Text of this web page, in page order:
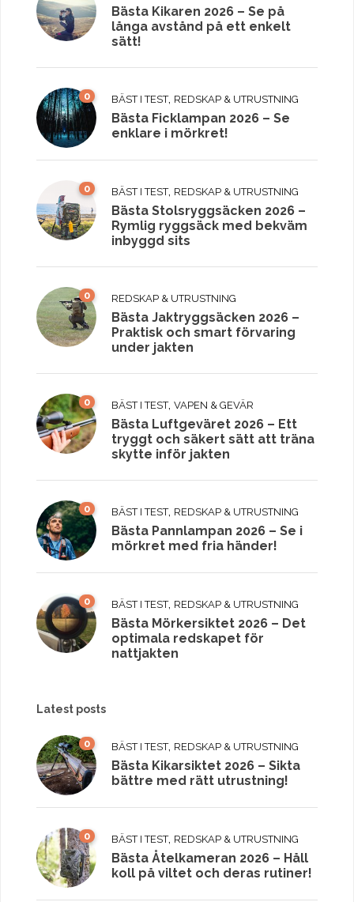
Bästa Kikaren 2026 – Se på
långa avstånd på ett enkelt
sätt!
0 BÄST I TEST, REDSKAP & UTRUSTNING
Bästa Ficklampan 2026 – Se
enklare i mörkret!
0 BÄST I TEST, REDSKAP & UTRUSTNING
Bästa Stolsryggsäcken 2026 –
Rymlig ryggsäck med bekväm
inbyggd sits
0 REDSKAP & UTRUSTNING
Bästa Jaktryggsäcken 2026 –
Praktisk och smart förvaring
under jakten
0 BÄST I TEST, VAPEN & GEVÄR
Bästa Luftgeväret 2026 – Ett
tryggt och säkert sätt att träna
skytte inför jakten
0 BÄST I TEST, REDSKAP & UTRUSTNING
Bästa Pannlampan 2026 – Se i
mörkret med fria händer!
0 BÄST I TEST, REDSKAP & UTRUSTNING
Bästa Mörkersiktet 2026 – Det
optimala redskapet för
nattjakten
Latest posts
0 BÄST I TEST, REDSKAP & UTRUSTNING
Bästa Kikarsiktet 2026 – Sikta
bättre med rätt utrustning!
0 BÄST I TEST, REDSKAP & UTRUSTNING
Bästa Åtelkameran 2026 – Håll
koll på viltet och deras rutiner!